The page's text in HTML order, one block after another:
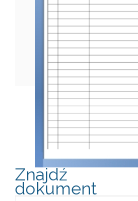
Znajdź
dokument